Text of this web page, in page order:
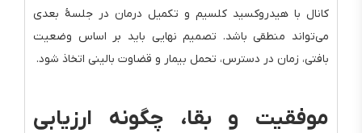
کانال با هیدروکسید کلسیم و تکمیل درمان در جلسهٔ بعدی
می‌تواند منطقی باشد. تصمیم نهایی باید بر اساس وضعیت
بافتی، زمان در دسترس، تحمل بیمار و قضاوت بالینی اتخاذ شود.
موفقیت و بقا، چگونه ارزیابی